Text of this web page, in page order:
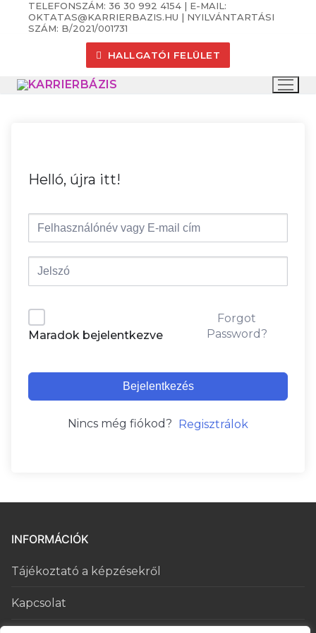
UgrásTELEFONSZÁM: 36 30 992 4154 | E-MAIL:
OKTATAS@KARRIERBAZIS.HU | NYILVÁNTARTÁSI
SZÁM: B/2021/001731
HALLGATÓI FELÜLET
Helló, újra itt!
Maradok bejelentkezve
Forgot
Password?
Bejelentkezés
Nincs még fiókod? Regisztrálok
INFORMÁCIÓK
Tájékoztató a képzésekről
Kapcsolat